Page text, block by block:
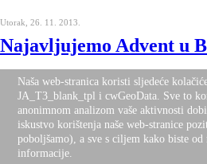
Utorak, 26. 11. 2013.
Najavljujemo Advent u
Nalazite se ovdje:Naslovnica O nama
Desktop Version
Naša web-stranica koristi sljedeće
JA_T3_blank_tpl i cwGeoData. Sve to
anonimnom analizom vaše aktivnosti
iskustvo korištenja naše web-stranice
poboljšamo), a sve s ciljem kako biste
informacije.